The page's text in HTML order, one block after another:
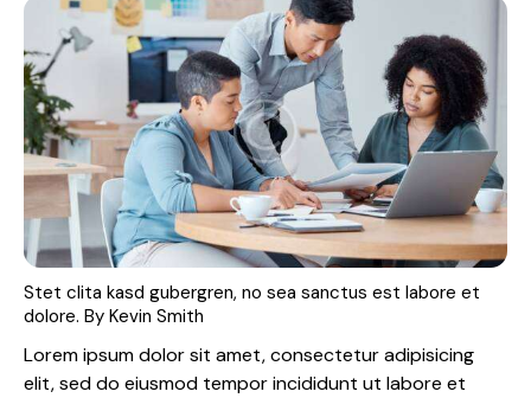
Stet clita kasd gubergren, no sea sanctus est labore et
dolore. By Kevin Smith
Lorem ipsum dolor sit amet, consectetur adipisicing
elit, sed do eiusmod tempor incididunt ut labore et